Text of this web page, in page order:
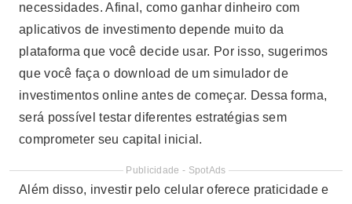
necessidades. Afinal, como ganhar dinheiro com
aplicativos de investimento depende muito da
plataforma que você decide usar. Por isso, sugerimos
que você faça o download de um simulador de
investimentos online antes de começar. Dessa forma,
será possível testar diferentes estratégias sem
comprometer seu capital inicial.
Publicidade - SpotAds
Além disso, investir pelo celular oferece praticidade e